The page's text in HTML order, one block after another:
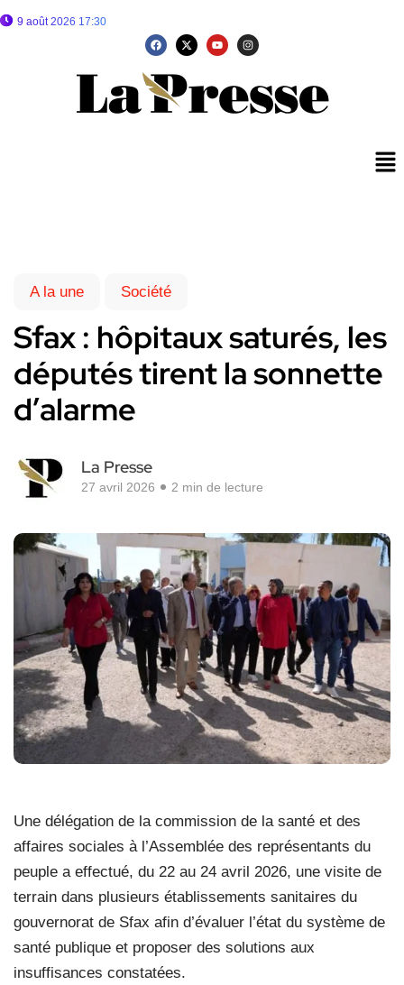
9 août 2026 17:30
A la une Société
Sfax : hôpitaux saturés, les
députés tirent la sonnette
d’alarme
La Presse
27 avril 2026 2 min de lecture
Une délégation de la commission de la santé et des
affaires sociales à l’Assemblée des représentants du
peuple a effectué, du 22 au 24 avril 2026, une visite de
terrain dans plusieurs établissements sanitaires du
gouvernorat de Sfax afin d’évaluer l’état du système de
santé publique et proposer des solutions aux
insuffisances constatées.